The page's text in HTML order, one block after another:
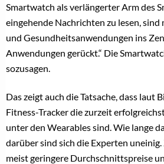
Smartwatch als verlängerter Arm des
eingehende Nachrichten zu lesen,
und Gesundheitsanwendungen ins
Anwendungen gerückt.“ Die
sozusagen.
Das zeigt auch die Tatsache, dass laut
Fitness-Tracker die zurzeit
unter den Wearables sind. Wie lange
darüber sind sich die Experten
meist geringere Durchschnittspreise